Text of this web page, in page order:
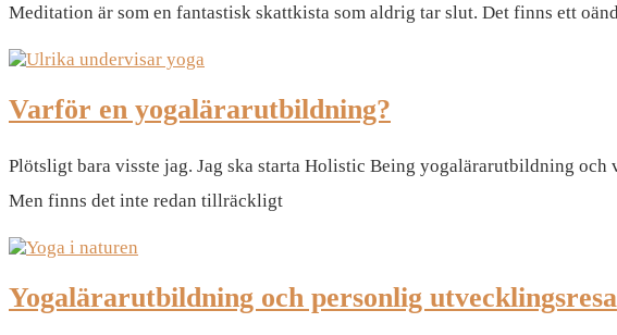
Meditation är som en fantastisk skattkista som aldrig tar slut. Det finns ett
Varför en yogalärarutbildning?
Plötsligt bara visste jag. Jag ska starta Holistic Being yogalärarutbildning
Men finns det inte redan tillräckligt
Yogalärarutbildning och personlig utvecklingsresa